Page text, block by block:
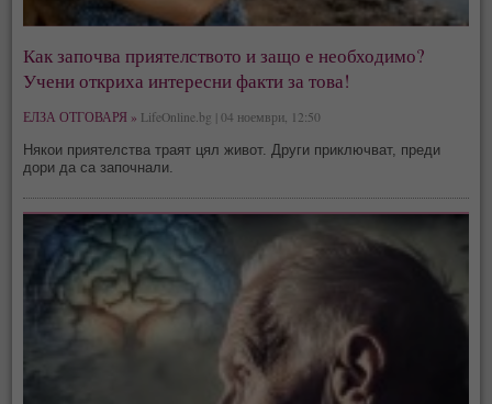
Как започва приятелството и защо е необходимо?
Учени откриха интересни факти за това!
ЕЛЗА ОТГОВАРЯ » LifeOnline.bg | 04 ноември, 12:50
Някои приятелства траят цял живот. Други приключват, преди
дори да са започнали.